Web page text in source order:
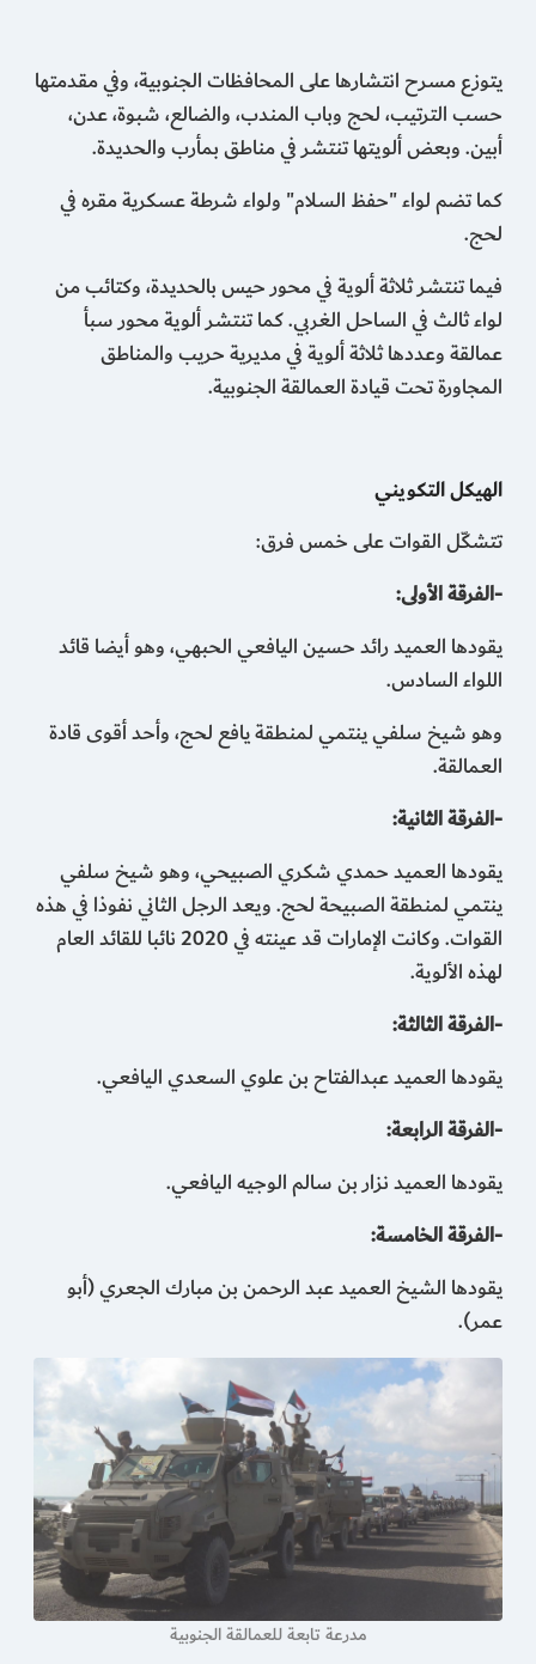
يتوزع مسرح انتشارها على المحافظات الجنوبية، وفي مقدمتها
حسب الترتيب، لحج وباب المندب، والضالع، شبوة، عدن،
أبين. وبعض ألويتها تنتشر في مناطق بمأرب والحديدة.
كما تضم لواء "حفظ السلام" ولواء شرطة عسكرية مقره في
لحج.
فيما تنتشر ثلاثة ألوية في محور حيس بالحديدة، وكتائب من
لواء ثالث في الساحل الغربي. كما تنتشر ألوية محور سبأ
عمالقة وعددها ثلاثة ألوية في مديرية حريب والمناطق
المجاورة تحت قيادة العمالقة الجنوبية.
الهيكل التكويني
تتشكّل القوات على خمس فرق:
-الفرقة الأولى:
يقودها العميد رائد حسين اليافعي الحبهي، وهو أيضا قائد
اللواء السادس.
وهو شيخ سلفي ينتمي لمنطقة يافع لحج، وأحد أقوى قادة
العمالقة.
-الفرقة الثانية:
يقودها العميد حمدي شكري الصبيحي، وهو شيخ سلفي
ينتمي لمنطقة الصبيحة لحج. ويعد الرجل الثاني نفوذا في هذه
القوات. وكانت الإمارات قد عينته في 2020 نائبا للقائد العام
لهذه الألوية.
-الفرقة الثالثة:
يقودها العميد عبدالفتاح بن علوي السعدي اليافعي.
-الفرقة الرابعة:
يقودها العميد نزار بن سالم الوجيه اليافعي.
-الفرقة الخامسة:
يقودها الشيخ العميد عبد الرحمن بن مبارك الجعري (أبو
عمر).
مدرعة تابعة للعمالقة الجنوبية